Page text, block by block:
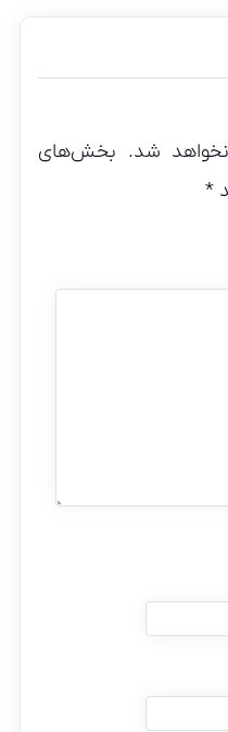
شد. بخش‌های
*